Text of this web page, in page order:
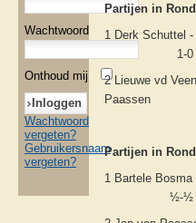
Wachtwoord
Onthoud mij
Wachtwoord
vergeten?
Gebruikersnaam
vergeten?
Partijen in
1 Derk
1-0
2 Lieuwe vd
Partijen in
1 Bartele
½-½